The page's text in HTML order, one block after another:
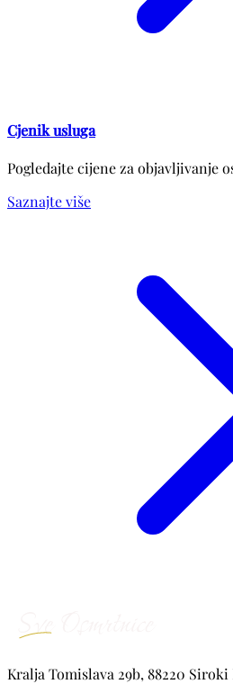
Cjenik usluga
Pogledajte cijene za objavljivanje
Saznajte više
Kralja Tomislava 29b, 88220